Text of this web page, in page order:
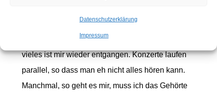
Datenschutzerklärung
Impressum
Wenn Elbjazz zu Ende ist und nachklingt, hänge
ich unwillkürlich immer auch in einem Defizit. So
vieles ist mir wieder entgangen. Konzerte laufen
parallel, so dass man eh nicht alles hören kann.
Manchmal, so geht es mir, muss ich das Gehörte